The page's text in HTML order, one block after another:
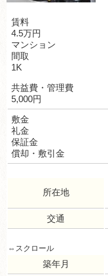
賃料
4.5万円
マンション
間取
1K
共益費・管理費
5,000円
敷金
礼金
保証金
償却・敷引金
所在地
交通
築年月